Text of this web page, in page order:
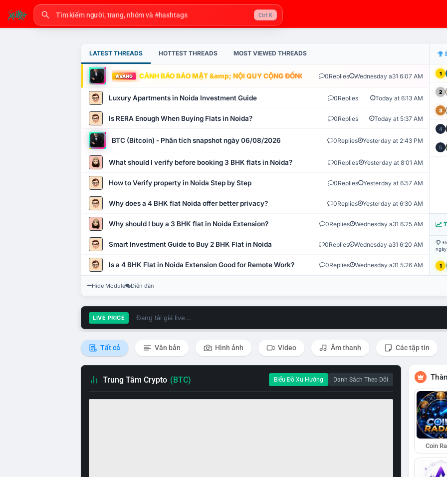
Ctrl K
LATEST THREADS HOTTEST THREADS MOST VIEWED THREADS
VÀNG CẢNH BÁO BẢO MẬT &amp; NỘI QUY CỘNG ĐỒNG VLIKE.VN: HỆ THỐNG GIÁM SÁT TỰ
0Replies Wednesday a31 6:07 AM
Luxury Apartments in Noida Investment Guide 0Replies Today at 6:13 AM
Is RERA Enough When Buying Flats in Noida? 0Replies Today at 5:37 AM
BTC (Bitcoin) - Phân tích snapshot ngày 06/08/2026 0Replies Yesterday at 2:43 PM
What should I verify before booking 3 BHK flats in Noida? 0Replies Yesterday at 8:01 AM
How to Verify property in Noida Step by Step 0Replies Yesterday at 6:57 AM
Why does a 4 BHK flat Noida offer better privacy? 0Replies Yesterday at 6:30 AM
Why should I buy a 3 BHK flat in Noida Extension? 0Replies Wednesday a31 6:25 AM
Smart Investment Guide to Buy 2 BHK Flat in Noida 0Replies Wednesday a31 6:20 AM
Is a 4 BHK Flat in Noida Extension Good for Remote Work? 0Replies Wednesday a31 5:26 AM
1
2
3
4
5
1
Hide Module Diễn đàn
LIVE PRICE Đang tải giá live...
Tất cả Văn bản Hình ảnh Video Âm thanh Các tập tin
Trung Tâm Crypto (BTC) Biểu Đồ Xu Hướng Danh Sách Theo Dõi
Coin